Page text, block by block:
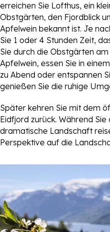
erreichen Sie Lofthus, ein
Obstgärten, den Fjordblick
Apfelwein bekannt ist. Je
Sie 1 oder 4 Stunden Zeit,
Sie durch die Obstgärten
Apfelwein, essen Sie in
zu Abend oder entspannen
genießen Sie die ruhige
Später kehren Sie mit dem
Eidfjord zurück. Während
dramatische Landschaft
Perspektive auf die